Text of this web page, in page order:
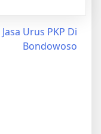
Jasa Urus PKP Di
Bondowoso